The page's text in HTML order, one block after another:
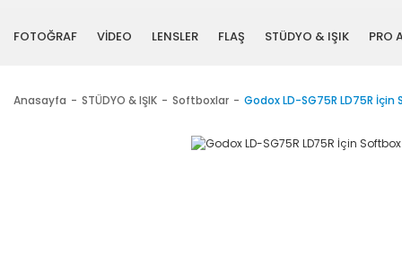
FOTOĞRAF VİDEO LENSLER FLAŞ STÜDYO & IŞIK PRO
Anasayfa STÜDYO & IŞIK Softboxlar Godox LD-SG75R LD75R